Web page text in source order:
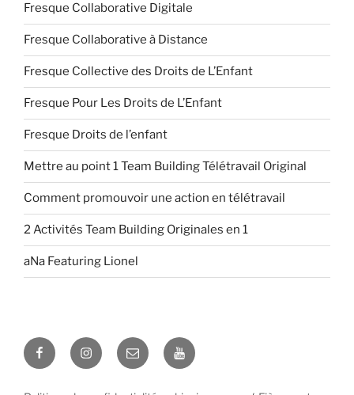
Fresque Collaborative Digitale
Fresque Collaborative à Distance
Fresque Collective des Droits de L’Enfant
Fresque Pour Les Droits de L’Enfant
Fresque Droits de l’enfant
Mettre au point 1 Team Building Télétravail Original
Comment promouvoir une action en télétravail
2 Activités Team Building Originales en 1
aNa Featuring Lionel
FacebookInstagram
E-
mail
YouTube